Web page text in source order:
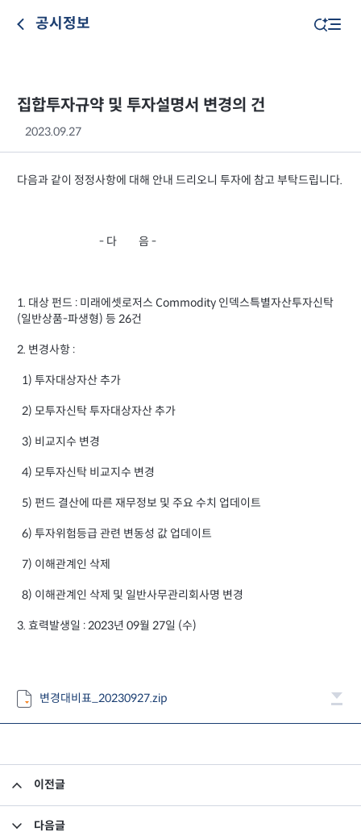
공시정보
집합투자규약 및 투자설명서 변경의 건
2023.09.27
다음과 같이 정정사항에 대해 안내 드리오니 투자에 참고 부탁드립니다.
- 다 음 -
1. 대상 펀드 : 미래에셋로저스 Commodity 인덱스특별자산투자신탁
(일반상품-파생형) 등 26건
2. 변경사항 :
1) 투자대상자산 추가
2) 모투자신탁 투자대상자산 추가
3) 비교지수 변경
4) 모투자신탁 비교지수 변경
5) 펀드 결산에 따른 재무정보 및 주요 수치 업데이트
6) 투자위험등급 관련 변동성 값 업데이트
7) 이해관계인 삭제
8) 이해관계인 삭제 및 일반사무관리회사명 변경
3. 효력발생일 : 2023년 09월 27일 (수)
변경대비표_20230927.zip
이전글
다음글